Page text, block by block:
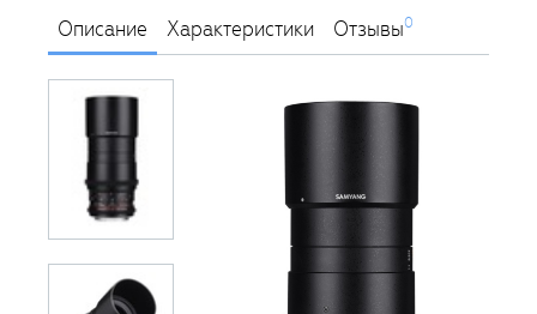
Описание Характеристики Отзывы0